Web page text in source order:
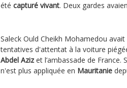
été capturé vivant. Deux gardes
Saleck Ould Cheikh Mohamedou
tentatives d'attentat à la voiture
Abdel Azizet l’ambassade de France.
n'est plus appliquée en Mauritanie